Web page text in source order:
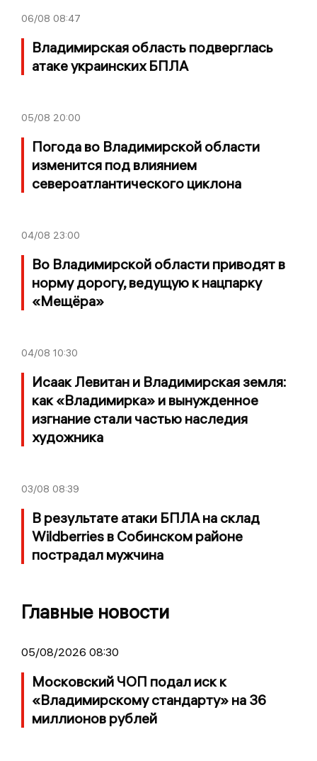
06/08 08:47
Владимирская область подверглась
атаке украинских БПЛА
05/08 20:00
Погода во Владимирской области
изменится под влиянием
североатлантического циклона
04/08 23:00
Во Владимирской области приводят в
норму дорогу, ведущую к нацпарку
«Мещёра»
04/08 10:30
Исаак Левитан и Владимирская земля:
как «Владимирка» и вынужденное
изгнание стали частью наследия
художника
03/08 08:39
В результате атаки БПЛА на склад
Wildberries в Собинском районе
пострадал мужчина
Главные новости
05/08/2026 08:30
Московский ЧОП подал иск к
«Владимирскому стандарту» на 36
миллионов рублей